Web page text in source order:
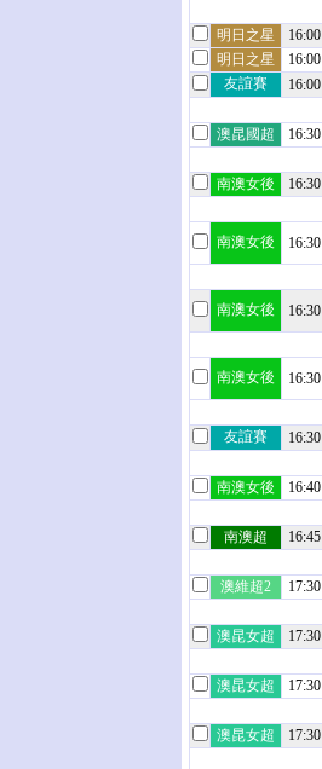
明日之星
16:00
明日之星
16:00
友誼賽
16:00
澳昆國超
16:30
南澳女後
16:30
南澳女後
16:30
南澳女後
16:30
南澳女後
16:30
友誼賽
16:30
南澳女後
16:40
南澳超
16:45
澳維超2
17:30
澳昆女超
17:30
澳昆女超
17:30
澳昆女超
17:30